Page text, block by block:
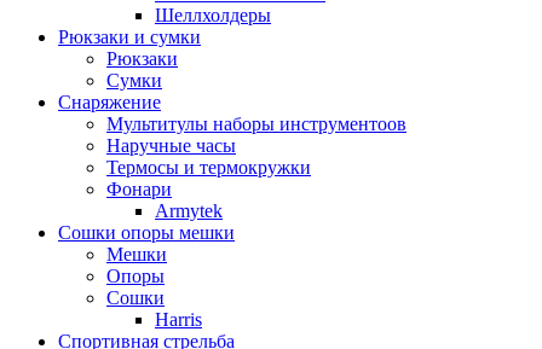
Шеллхолдеры
Рюкзаки и сумки
Рюкзаки
Сумки
Снаряжение
Мультитулы наборы инструментоов
Наручные часы
Термосы и термокружки
Фонари
Armytek
Сошки опоры мешки
Мешки
Опоры
Сошки
Harris
Спортивная стрельба